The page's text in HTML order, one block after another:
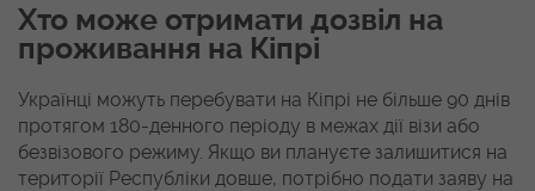
Хто може отримати дозвіл на
проживання на Кіпрі
Українці можуть перебувати на Кіпрі не більше 90 днів
протягом 180-денного періоду в межах дії візи або
безвізового режиму. Якщо ви плануєте залишитися на
території Республіки довше, потрібно подати заяву на